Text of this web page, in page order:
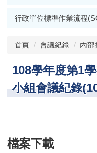
行政單位標準作業流程
首頁 會議紀錄 內部
108學年度第1
小組會議紀錄